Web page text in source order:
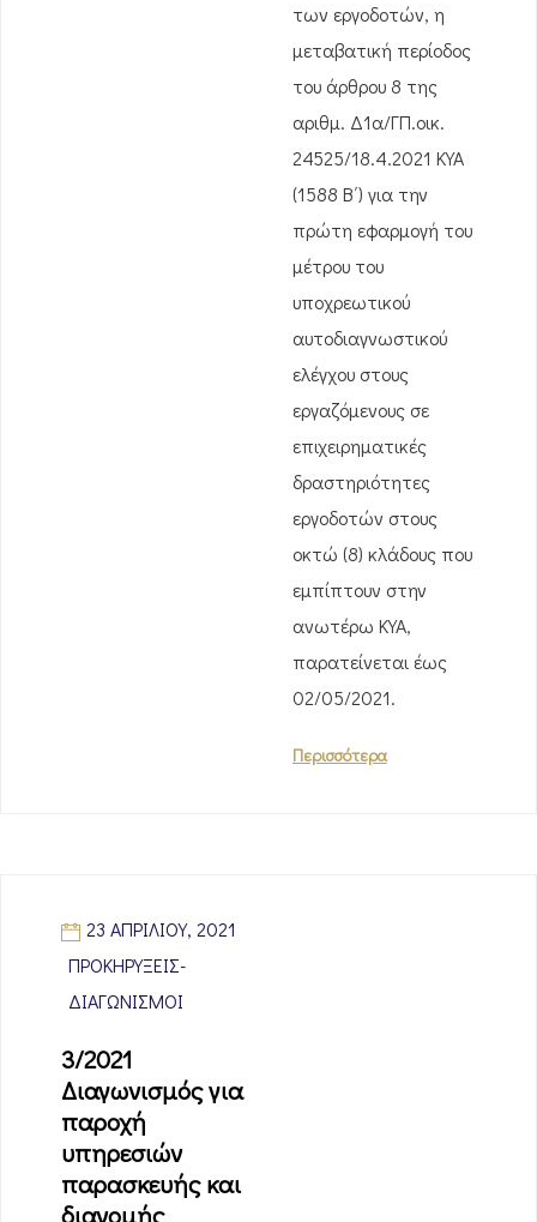
των εργοδοτών, η
μεταβατική περίοδος
του άρθρου 8 της
αριθμ. Δ1α/ΓΠ.οικ.
24525/18.4.2021 ΚΥΑ
(1588 Β΄) για την
πρώτη εφαρμογή του
μέτρου του
υποχρεωτικού
αυτοδιαγνωστικού
ελέγχου στους
εργαζόμενους σε
επιχειρηματικές
δραστηριότητες
εργοδοτών στους
οκτώ (8) κλάδους που
εμπίπτουν στην
ανωτέρω ΚΥΑ,
παρατείνεται έως
02/05/2021.
Περισσότερα
23 ΑΠΡΙΛΊΟΥ, 2021
ΠΡΟΚΗΡΎΞΕΙΣ-
ΔΙΑΓΩΝΙΣΜΟΊ
3/2021
Διαγωνισμός για
παροχή
υπηρεσιών
παρασκευής και
διανοµής